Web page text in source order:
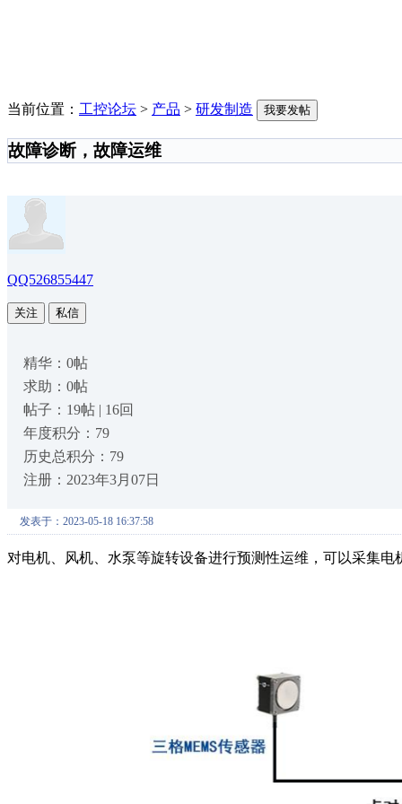
当前位置： 工控论坛 > 产品 > 研发制造 我要发帖
故障诊断，故障运维
QQ526855447
关注 私信
精华：0帖
求助：0帖
帖子：19帖 | 16回
年度积分：79
历史总积分：79
注册：2023年3月07日
发表于：2023-05-18 16:37:58
对电机、风机、水泵等旋转设备进行预测性运维，可以采集